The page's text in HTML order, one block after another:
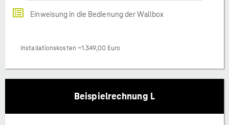
Einweisung in die Bedienung der Wallbox
Installationskosten ~1.349,00 Euro
Beispielrechnung L